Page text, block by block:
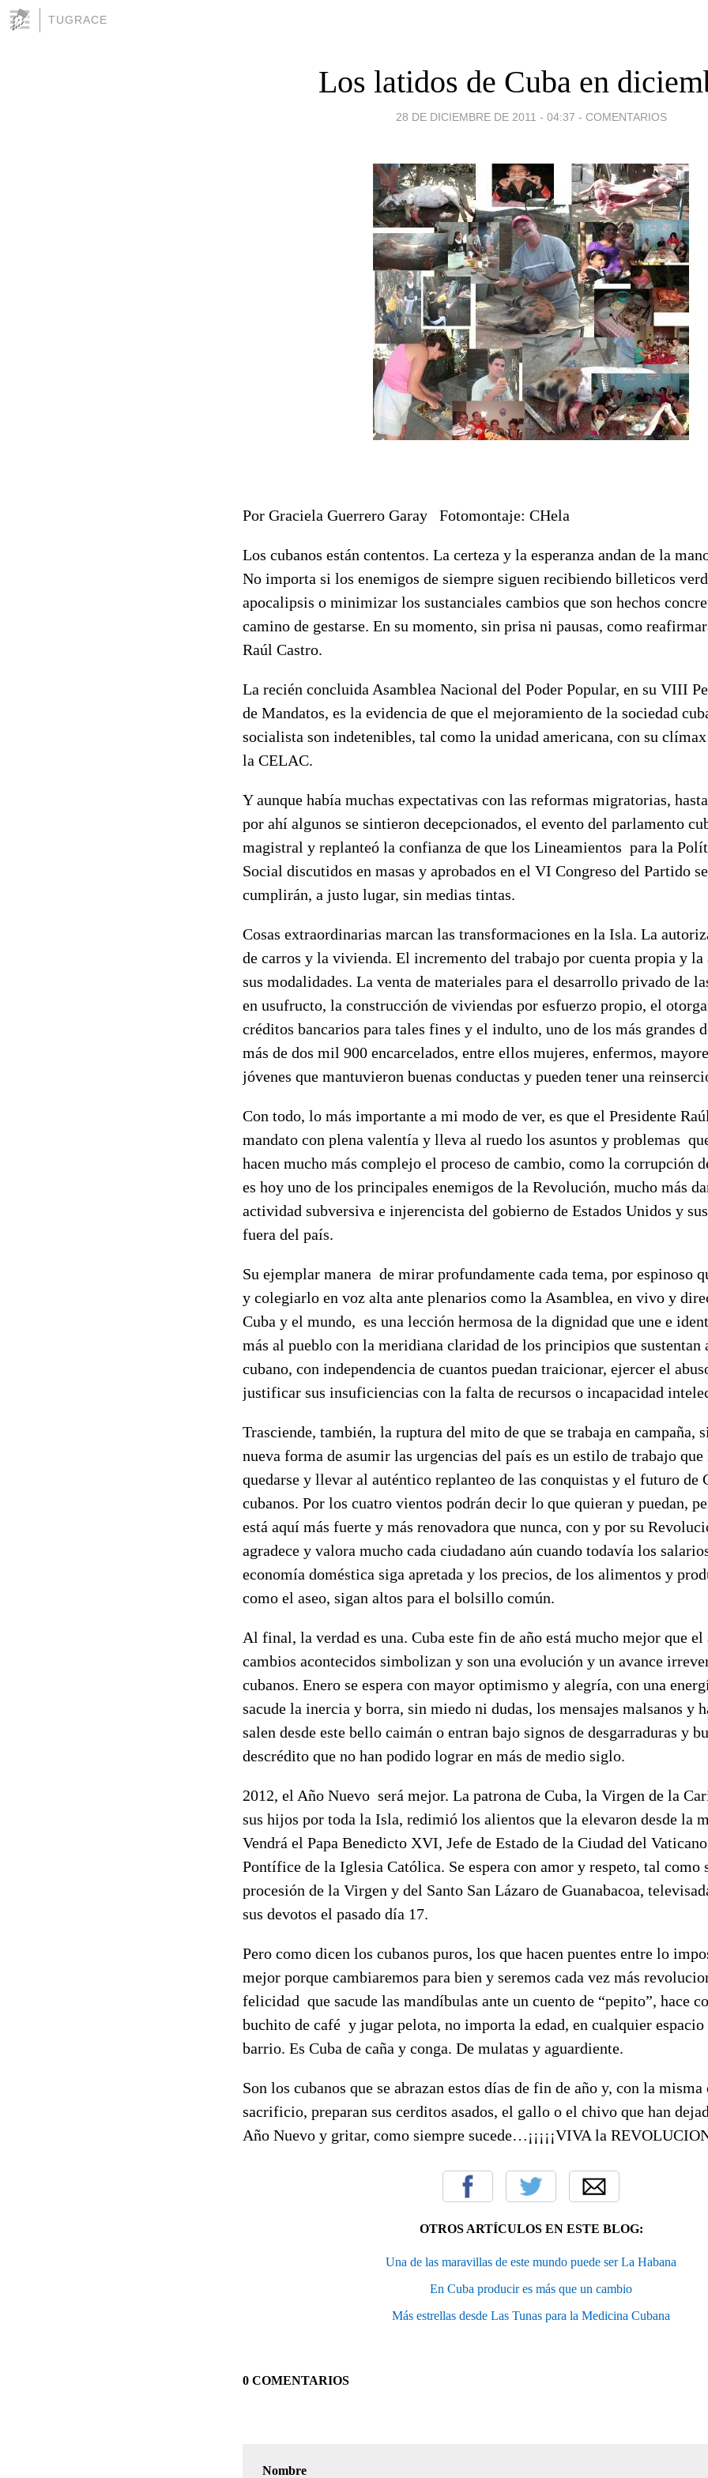
TUGRACE
Los latidos de Cuba en
28 DE DICIEMBRE DE 2011 - 04:37 - COMENTARIOS
Por Graciela Guerrero Garay Fotomontaje: CHela
Los cubanos están contentos. La certeza y la esperanza andan de la
No importa si los enemigos de siempre siguen recibiendo billeticos
apocalipsis o minimizar los sustanciales cambios que son hechos
camino de gestarse. En su momento, sin prisa ni pausas, como
Raúl Castro.
La recién concluida Asamblea Nacional del Poder Popular, en su VIII
de Mandatos, es la evidencia de que el mejoramiento de la sociedad
socialista son indetenibles, tal como la unidad americana, con su
la CELAC.
Y aunque había muchas expectativas con las reformas migratorias,
por ahí algunos se sintieron decepcionados, el evento del parlamento
magistral y replanteó la confianza de que los Lineamientos para la
Social discutidos en masas y aprobados en el VI Congreso del Partido
cumplirán, a justo lugar, sin medias tintas.
Cosas extraordinarias marcan las transformaciones en la Isla. La
de carros y la vivienda. El incremento del trabajo por cuenta propia y
sus modalidades. La venta de materiales para el desarrollo privado de
en usufructo, la construcción de viviendas por esfuerzo propio, el
créditos bancarios para tales fines y el indulto, uno de los más grandes
más de dos mil 900 encarcelados, entre ellos mujeres, enfermos,
jóvenes que mantuvieron buenas conductas y pueden tener una
Con todo, lo más importante a mi modo de ver, es que el Presidente
mandato con plena valentía y lleva al ruedo los asuntos y problemas
hacen mucho más complejo el proceso de cambio, como la corrupción
es hoy uno de los principales enemigos de la Revolución, mucho más
actividad subversiva e injerencista del gobierno de Estados Unidos y
fuera del país.
Su ejemplar manera de mirar profundamente cada tema, por espinoso
y colegiarlo en voz alta ante plenarios como la Asamblea, en vivo y
Cuba y el mundo, es una lección hermosa de la dignidad que une e
más al pueblo con la meridiana claridad de los principios que sustentan
cubano, con independencia de cuantos puedan traicionar, ejercer el
justificar sus insuficiencias con la falta de recursos o incapacidad
Trasciende, también, la ruptura del mito de que se trabaja en campaña,
nueva forma de asumir las urgencias del país es un estilo de trabajo
quedarse y llevar al auténtico replanteo de las conquistas y el futuro de
cubanos. Por los cuatro vientos podrán decir lo que quieran y puedan,
está aquí más fuerte y más renovadora que nunca, con y por su
agradece y valora mucho cada ciudadano aún cuando todavía los
economía doméstica siga apretada y los precios, de los alimentos y
como el aseo, sigan altos para el bolsillo común.
Al final, la verdad es una. Cuba este fin de año está mucho mejor que
cambios acontecidos simbolizan y son una evolución y un avance
cubanos. Enero se espera con mayor optimismo y alegría, con una
sacude la inercia y borra, sin miedo ni dudas, los mensajes malsanos y
salen desde este bello caimán o entran bajo signos de desgarraduras y
descrédito que no han podido lograr en más de medio siglo.
2012, el Año Nuevo será mejor. La patrona de Cuba, la Virgen de la
sus hijos por toda la Isla, redimió los alientos que la elevaron desde la
Vendrá el Papa Benedicto XVI, Jefe de Estado de la Ciudad del
Pontífice de la Iglesia Católica. Se espera con amor y respeto, tal como
procesión de la Virgen y del Santo San Lázaro de Guanabacoa,
sus devotos el pasado día 17.
Pero como dicen los cubanos puros, los que hacen puentes entre lo
mejor porque cambiaremos para bien y seremos cada vez más
felicidad que sacude las mandíbulas ante un cuento de “pepito”, hace
buchito de café y jugar pelota, no importa la edad, en cualquier
barrio. Es Cuba de caña y conga. De mulatas y aguardiente.
Son los cubanos que se abrazan estos días de fin de año y, con la
sacrificio, preparan sus cerditos asados, el gallo o el chivo que han
Año Nuevo y gritar, como siempre sucede…¡¡¡¡¡VIVA la
OTROS ARTÍCULOS EN ESTE BLOG:
Una de las maravillas de este mundo puede ser La Habana
En Cuba producir es más que un cambio
Más estrellas desde Las Tunas para la Medicina Cubana
0 COMENTARIOS
Nombre